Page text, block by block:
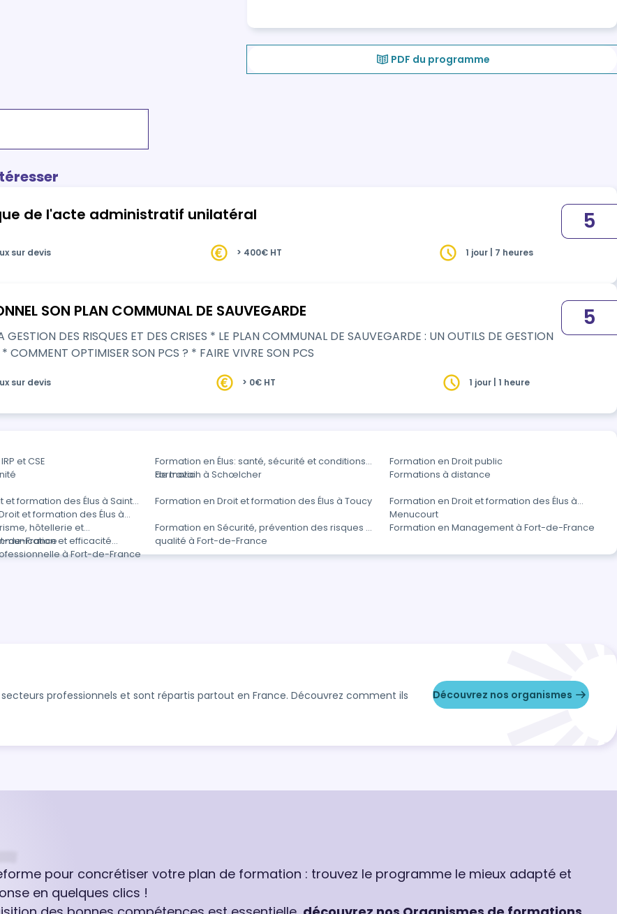
PDF du programme
de l'acte administratif unilatéral
5
sur devis > 400€ HT 1 jour | 7 heures
SON PLAN COMMUNAL DE SAUVEGARDE
GESTION DES RISQUES ET DES CRISES * LE PLAN COMMUNAL DE SAUVEGARDE : UN OUTILS DE GESTION
COMMENT OPTIMISER SON PCS ? * FAIRE VIVRE SON PCS
5
sur devis > 0€ HT 1 jour | 1 heure
et CSE
Formation en Élus: santé, sécurité et conditions
de travail
Formation en Droit public
Formation à Schœlcher
Formations à distance
et formation des Élus à Saint-
Formation en Droit et formation des Élus à Toucy
Formation en Droit et formation des Élus à
Menucourt
et formation des Élus à
hôtellerie et
de-France
Formation en Sécurité, prévention des risques et
qualité à Fort-de-France
Formation en Management à Fort-de-France
et efficacité
à Fort-de-France
professionnels et sont répartis partout en France. Découvrez comment ils
Découvrez nos organismes
pour concrétiser votre plan de formation : trouvez le programme le mieux adapté et
en quelques clics !